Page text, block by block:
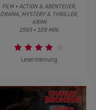
FILM • ACTION & ABENTEUER,
DRAMA, MYSTERY & THRILLER,
KRIMI
1993 • 109 MIN.
Lesermeinung